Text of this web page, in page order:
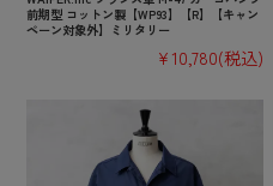
前期型 コットン製【WP93】【R】【キャン
ペーン対象外】ミリタリー
¥10,780(税込)